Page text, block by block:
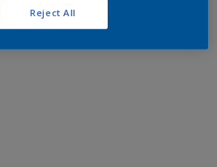
Reject All